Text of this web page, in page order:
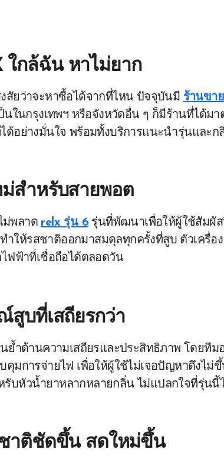
ใกล้ฉัน หาไม่ยาก
สัยว่าจะหาซื้อได้จากที่ไหน ปัจจุบันมี ร้านขา
นในกรุงเทพฯ หรือจังหวัดอื่น ๆ ก็มีร้านที่ได้มา
ด้อย่างมั่นใจ พร้อมทั้งบริการแนะนำรุ่นและก
สำหรับสายพอต
ม่พลาด relx รุ่น 6 รุ่นที่พัฒนาเพื่อให้ผู้ใช้สัมผั
ให้รสชาติออกมาสมดุลทุกครั้งที่สูบ ตัวเครื่อ
ฟฟ้าที่เชื่อถือได้ตลอดวัน
สูบที่เสถียรกว่า
ย้ำด้านความเสถียรและประสิทธิภาพ โดยทีม
คุมการจ่ายไฟ เพื่อให้ผู้ใช้ไม่เจอปัญหาดึงไม่
บหัวน้ำยาหลากหลายกลิ่น ไม่แปลกใจที่รุ่นนี้
าติชัดขึ้น สดใหม่ขึ้น